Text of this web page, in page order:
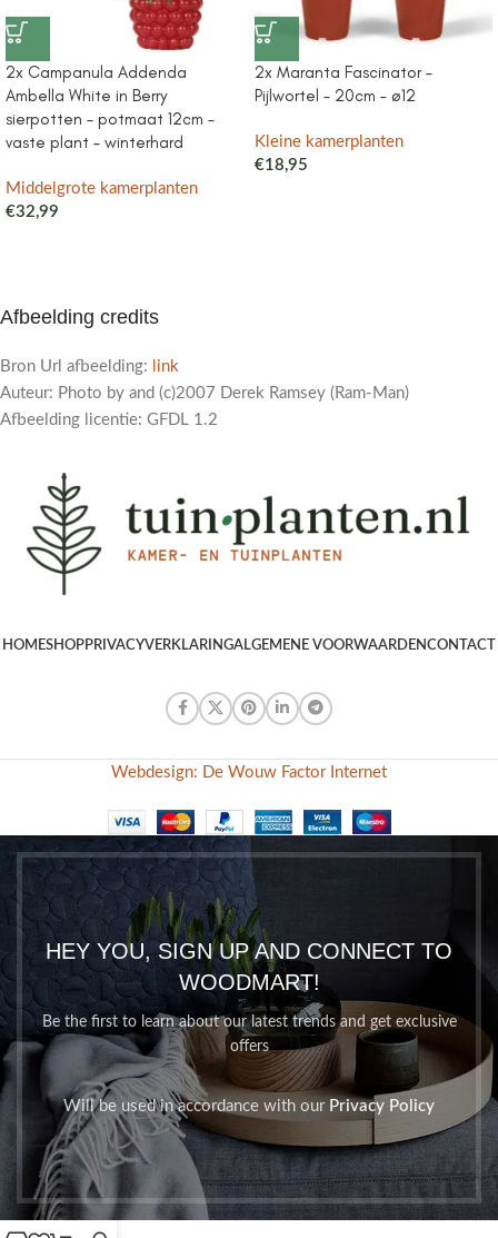
2x Campanula Addenda
Ambella White in Berry
sierpotten – potmaat 12cm –
vaste plant – winterhard
Middelgrote kamerplanten
€32,99
2x Maranta Fascinator –
Pijlwortel – 20cm – ø12
Kleine kamerplanten
€18,95
Afbeelding credits
Bron Url afbeelding:
link
Auteur: Photo by and (c)2007 Derek Ramsey (Ram-Man)
Afbeelding licentie: GFDL 1.2
HOMESHOPPRIVACYVERKLARINGALGEMENE VOORWAARDENCONTACT
Webdesign: De Wouw Factor Internet
HEY YOU, SIGN UP AND CONNECT TO
WOODMART!
Be the first to learn about our latest trends and get exclusive
offers
Will be used in accordance with our Privacy Policy